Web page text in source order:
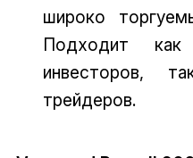
широко
Подходит
инвесторов,
трейдеров.